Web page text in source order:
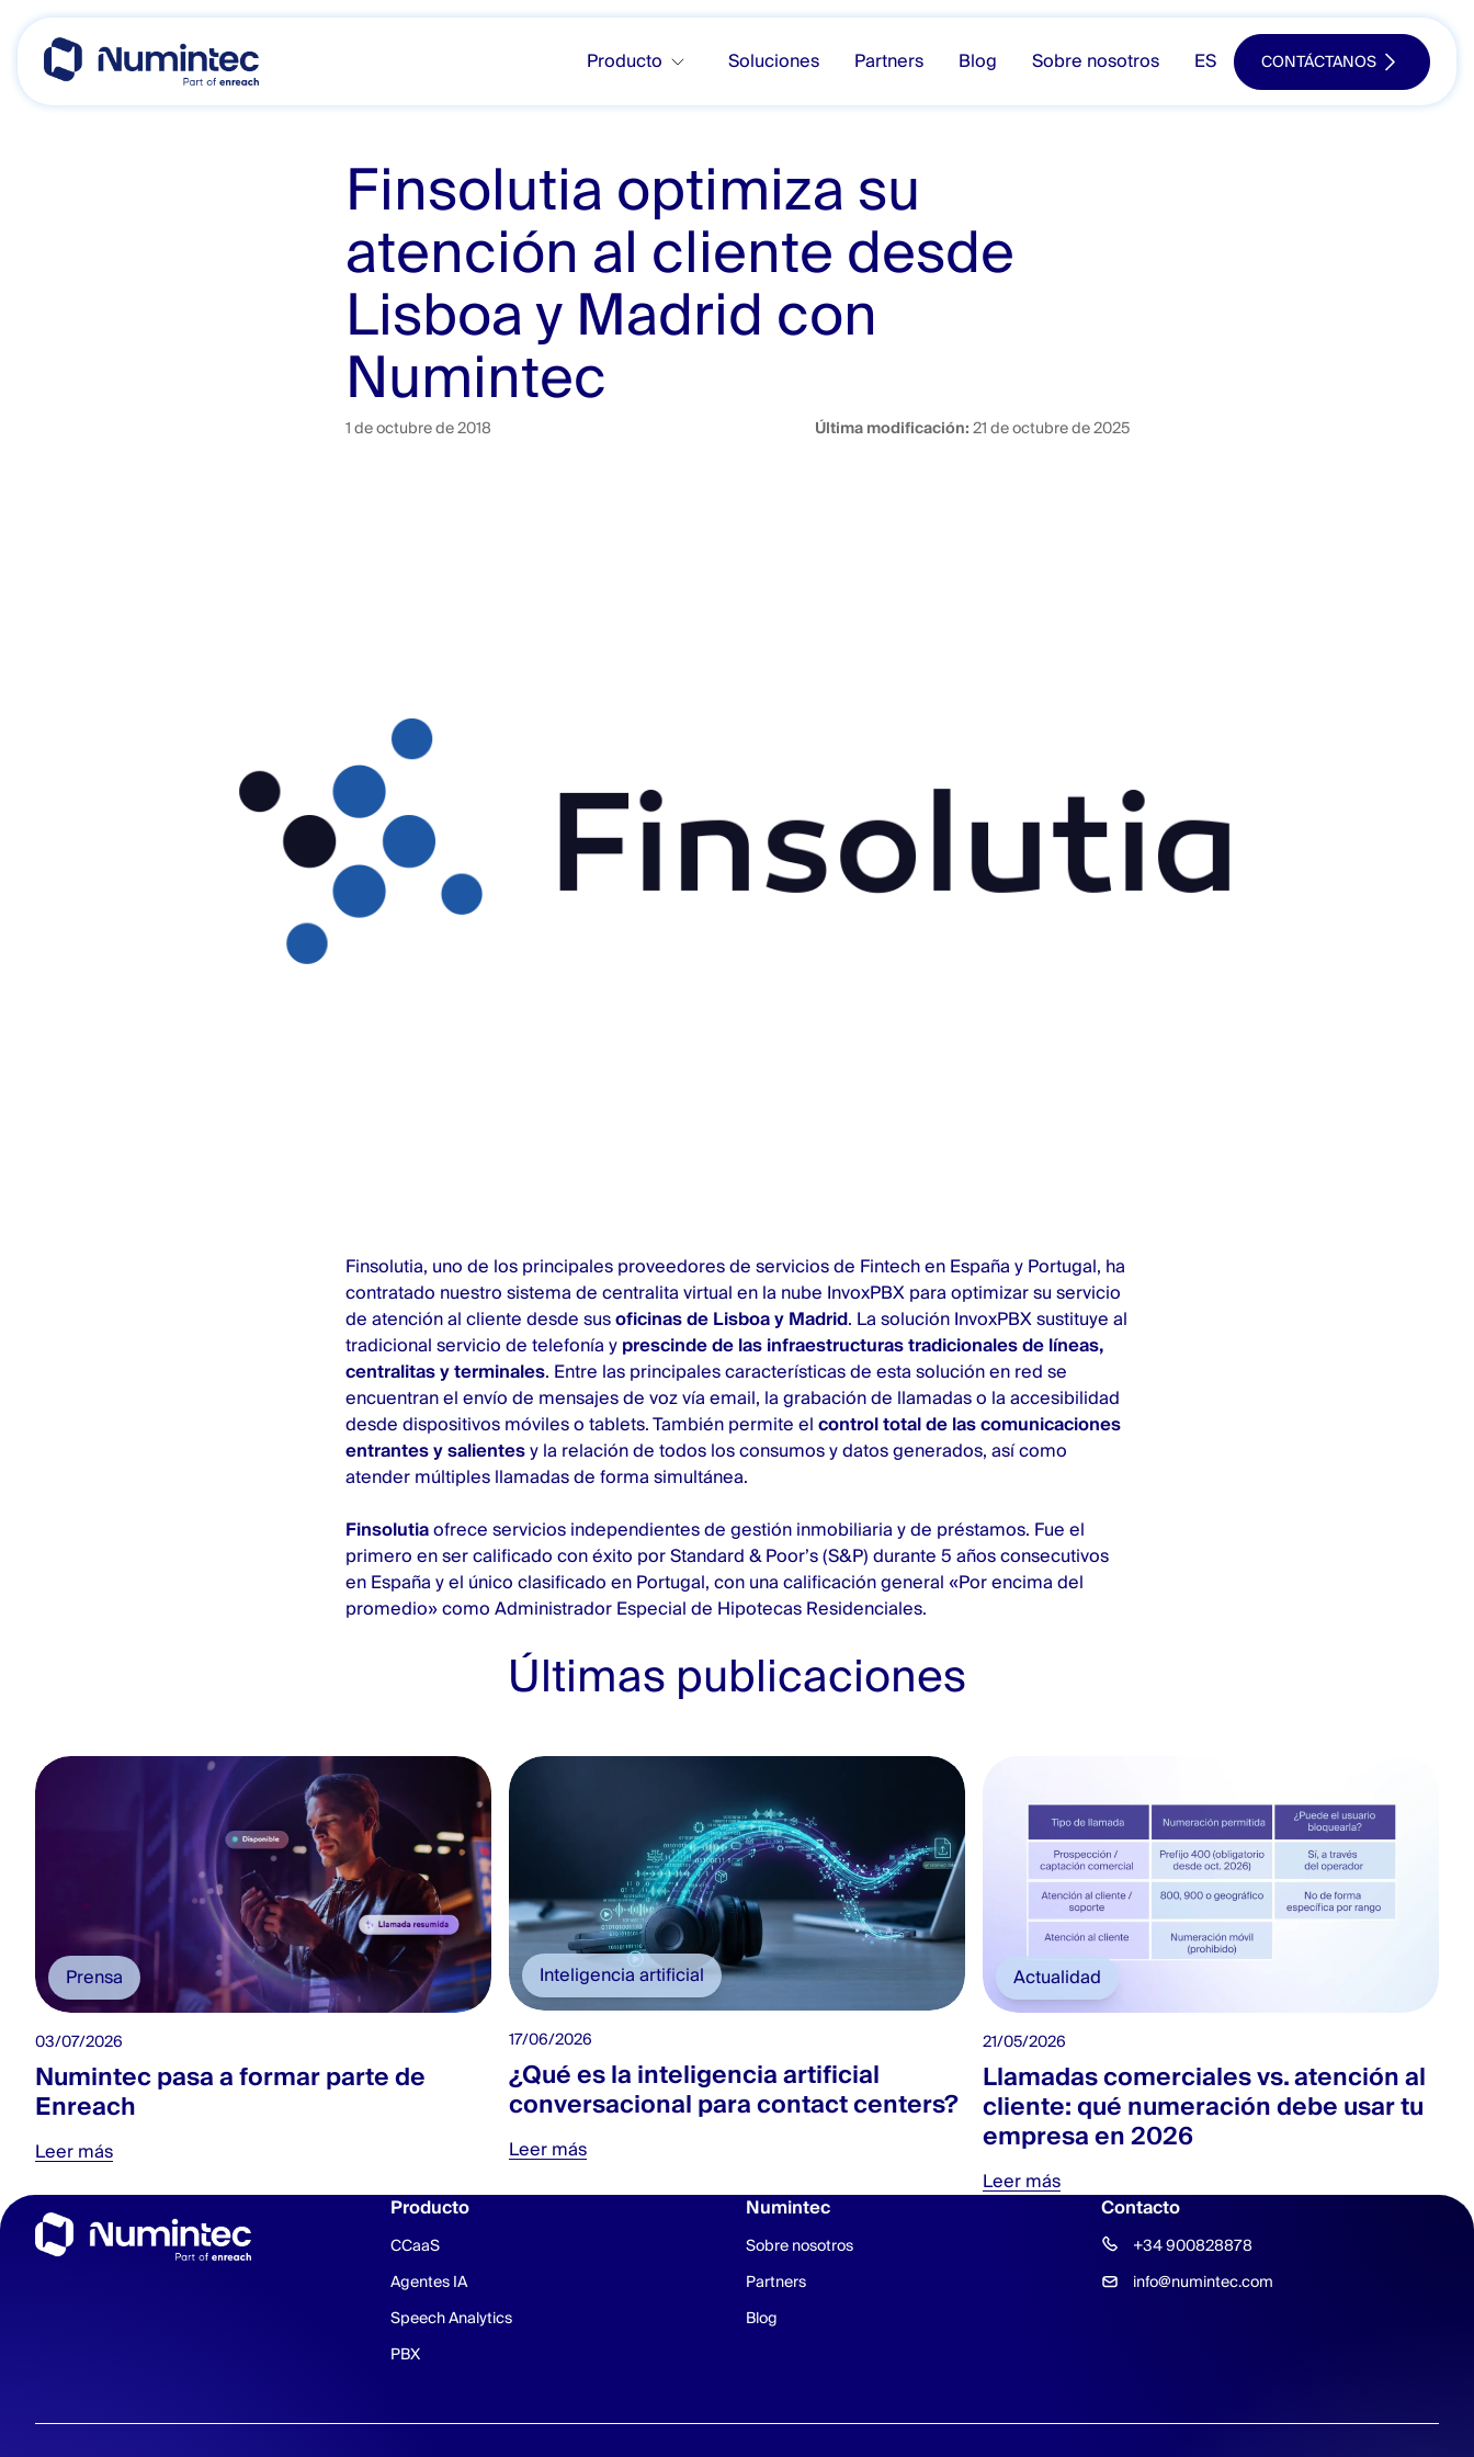
Skip
content
Producto Soluciones Partners Blog Sobre nosotros ES CONTÁCTANOS
Finsolutia optimiza su
atención al cliente desde
Lisboa y Madrid con
Numintec
1 de octubre de 2018 Última modificación: 21 de octubre de 2025
Finsolutia, uno de los principales proveedores de servicios de Fintech en España y Portugal, ha
contratado nuestro sistema de centralita virtual en la nube InvoxPBX para optimizar su servicio
de atención al cliente desde susoficinas de Lisboa y Madrid. La solución InvoxPBX sustituye al
tradicional servicio de telefonía yprescinde de las infraestructuras tradicionales de líneas,
centralitas y terminales. Entre las principales características de esta solución en red se
encuentran el envío de mensajes de voz vía email, la grabación de llamadas o la accesibilidad
desde dispositivos móviles o tablets. También permite el control total de las comunicaciones
entrantes y salientesy la relación de todos los consumos y datos generados, así como
atender múltiples llamadas de forma simultánea.
Finsolutiaofrece servicios independientes de gestión inmobiliaria y de préstamos. Fue el
primero en ser calificado con éxito por Standard & Poor’s (S&P) durante 5 años consecutivos
en España y el único clasificado en Portugal, con una calificación general «Por encima del
promedio» como Administrador Especial de Hipotecas Residenciales.
Últimas publicaciones
Prensa
03/07/2026
Numintec pasa a formar parte de
Enreach
Leer más
Inteligencia artificial
17/06/2026
¿Qué es la inteligencia artificial
conversacional para contact centers?
Leer más
Actualidad
21/05/2026
Llamadas comerciales vs. atención al
cliente: qué numeración debe usar tu
empresa en 2026
Leer más
Producto
CCaaS
Agentes IA
Speech Analytics
PBX
Numintec
Sobre nosotros
Partners
Blog
Contacto
+34 900828878
info@numintec.com